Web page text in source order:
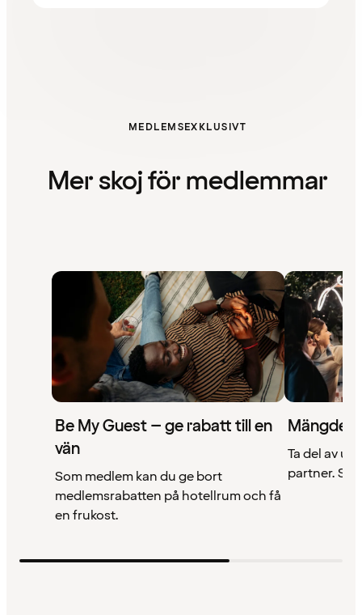
MEDLEMSEXKLUSIVT
Mer skoj för medlemmar
Be My Guest – ge rabatt till en
vän
Som medlem kan du ge bort
medlemsrabatten på hotellrum och få
en frukost.
Mängder
Ta del av
partner. Se